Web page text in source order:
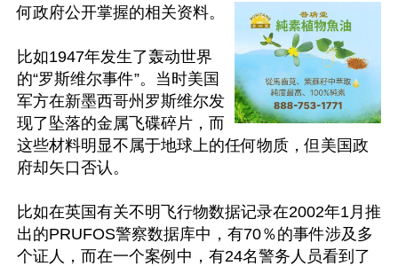
何政府公开掌握的相关资料。
比如1947年发生了轰动世界
的“罗斯维尔事件”。当时美国
军方在新墨西哥州罗斯维尔发
现了坠落的金属飞碟碎片，而
这些材料明显不属于地球上的任何物质，但美国政
府却矢口否认。
比如在英国有关不明飞行物数据记录在2002年1月推
出的PRUFOS警察数据库中，有70％的事件涉及多
个证人，而在一个案例中，有24名警务人员看到了